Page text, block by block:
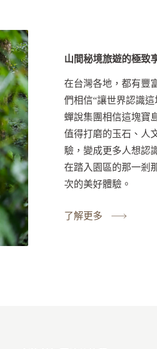
山間秘境旅遊的極致
在台灣各地，都有豐
們相信“讓世界認識
蟬說集團相信這塊寶
值得打磨的玉石、人
驗，變成更多人想認
在踏入園區的那一剎
次的美好體驗。
了解更多